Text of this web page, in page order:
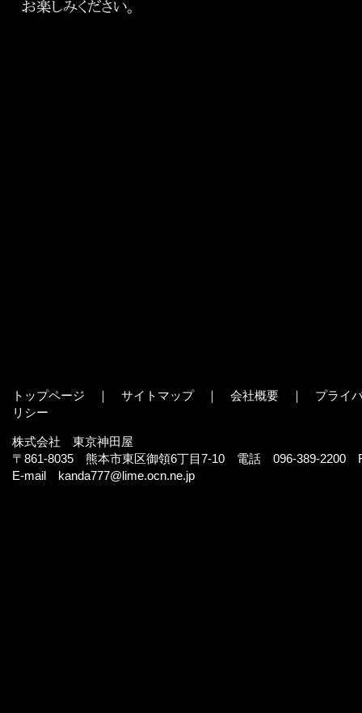
トップページ ｜ サイトマップ｜ 会社概要 ｜ プライ
リシ ー
株式会社 東京神田屋
〒861-8035 熊本市東区御領6丁目7-10 電話 096-389-2200
E-mail kanda777@lime.ocn.ne.jp